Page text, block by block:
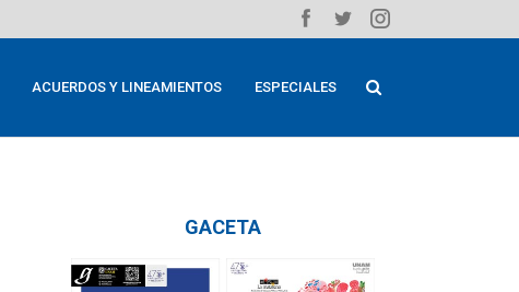
ACUERDOS Y LINEAMIENTOS ESPECIALES
GACETA